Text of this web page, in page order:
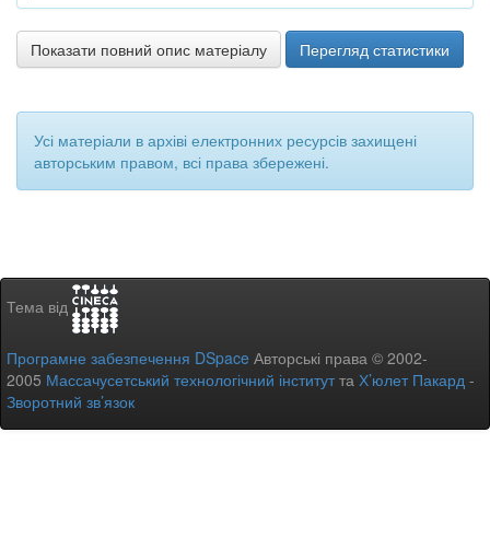
Показати повний опис матеріалу Перегляд статистики
Усі матеріали в архіві електронних ресурсів захищені
авторським правом, всі права збережені.
Тема від
Програмне забезпечення DSpace Авторські права © 2002-
2005 Массачусетський технологічний інститутта Х’юлет Пакард -
Зворотний зв’язок